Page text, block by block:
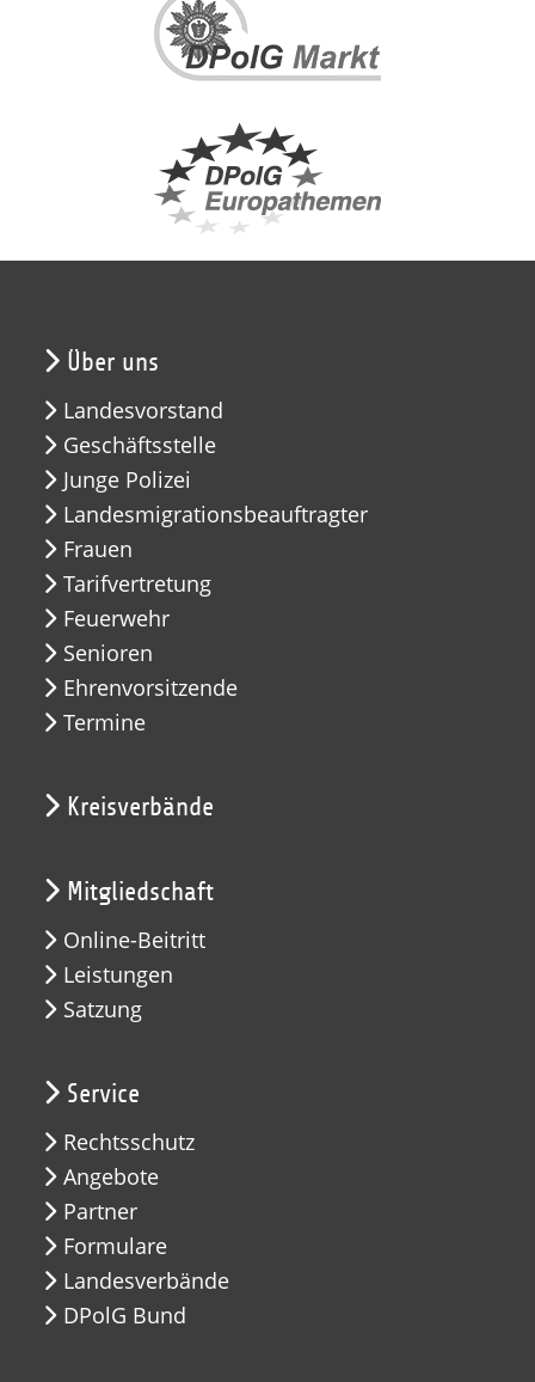
Über uns
Landesvorstand
Geschäftsstelle
Junge Polizei
Landesmigrationsbeauftragter
Frauen
Tarifvertretung
Feuerwehr
Senioren
Ehrenvorsitzende
Termine
Kreisverbände
Mitgliedschaft
Online-Beitritt
Leistungen
Satzung
Service
Rechtsschutz
Angebote
Partner
Formulare
Landesverbände
DPolG Bund